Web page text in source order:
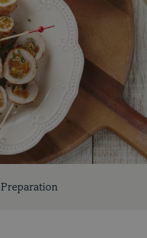
Preparation